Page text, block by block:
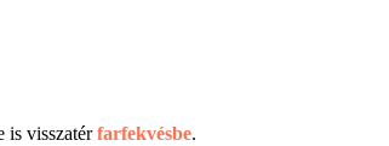
is visszatérfarfekvésbe.